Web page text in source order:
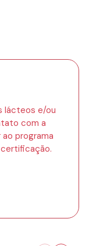
lácteos e/ou
com a
ao programa
certificação.